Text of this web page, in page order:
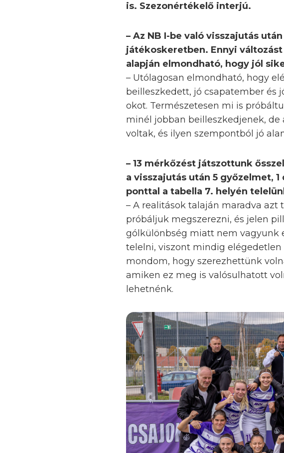
is. Szezonértékelő interjú.
– Az NB I-be való visszajutás
játékoskeretben. Ennyi
alapján elmondható, hogy jól
– Utólagosan elmondható, hogy
beilleszkedett, jó csapatember és
okot. Természetesen mi is
minél jobban beilleszkedjenek,
voltak, és ilyen szempontból jó
– 13 mérkőzést játszottunk
a visszajutás után 5 győzelmet,
ponttal a tabella 7. helyén
– A realitások talaján maradva azt
próbáljuk megszerezni, és jelen
gólkülönbség miatt nem vagyunk
telelni, viszont mindig elégedetlen
mondom, hogy szerezhettünk
amiken ez meg is valósulhatott
lehetnénk.